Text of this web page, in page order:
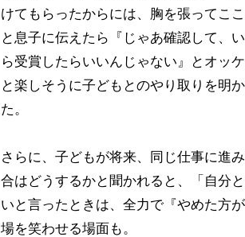
けてもらったからには、胸を張ってこ
と息子に伝えたら『じゃあ確認して、
ら受賞したらいいんじゃない』とオッ
と楽しそうに子どもとのやり取りを明
た。
さらに、子どもが将来、同じ仕事に進
合はどうするかと聞かれると、「自分
いと言ったときは、全力で『やめた方
場を笑わせる場面も。